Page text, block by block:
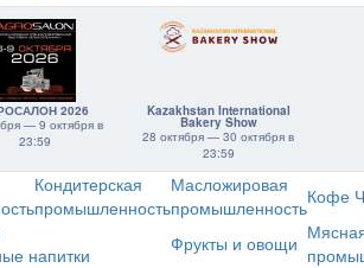
2026
— 9 октября в
23:59
Kazakhstan International
Bakery Show
28 октября — 30 октября в
23:59
Кондитерская
промышленность
Масложировая
промышленностьКофе
напитки
Фрукты и овощи